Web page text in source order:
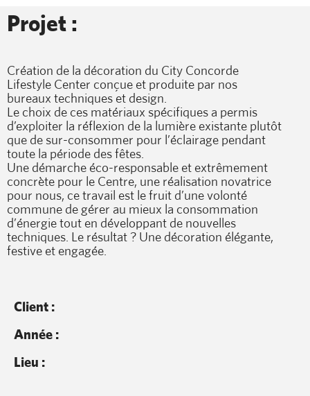
Projet :
Création de la décoration du City Concorde
Lifestyle Center conçue et produite par nos
bureaux techniques et design.
Le choix de ces matériaux spécifiques a permis
d’exploiter la réflexion de la lumière existante plutôt
que de sur-consommer pour l’éclairage pendant
toute la période des fêtes.
Une démarche éco-responsable et extrêmement
concrète pour le Centre, une réalisation novatrice
pour nous, ce travail est le fruit d’une volonté
commune de gérer au mieux la consommation
d’énergie tout en développant de nouvelles
techniques. Le résultat ? Une décoration élégante,
festive et engagée.
Client :
Année :
Lieu :